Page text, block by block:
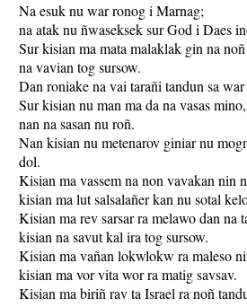
Na esuk nu war ronog i Marnag;
na atak nu ñwaseksek sur God i Daes
Sur kisian ma mata malaklak gin na
na vavian tog sursow.
Dan roniake na vai tarañi tandun sa
Sur kisian nu man ma da na vasas mino,
nan na sasan nu roñ.
Nan kisian nu metenarov giniar nu
dol.
Kisian ma vassem na non vavakan nin
kisian ma lut salsalañer kan nu sotal
Kisian ma rev sarsar ra melawo dan na
kisian na savut kal ira tog sursow.
Kisian ma vañan lokwlokw ra maleso
kisian ma vor vita wor ra matig savsav.
Kisian ma biriñ rav ta Israel ra noñ